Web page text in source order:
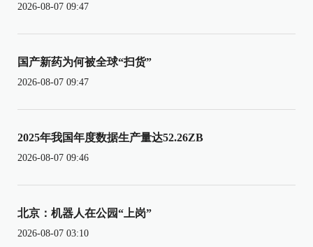
2026-08-07 09:47
国产新药为何被全球“扫货”
2026-08-07 09:47
2025年我国年度数据生产量达52.26ZB
2026-08-07 09:46
北京：机器人在公园“上岗”
2026-08-07 03:10